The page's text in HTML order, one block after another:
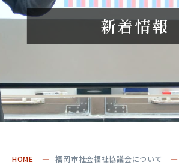
新着情報
HOME 福岡市社会福祉協議会について